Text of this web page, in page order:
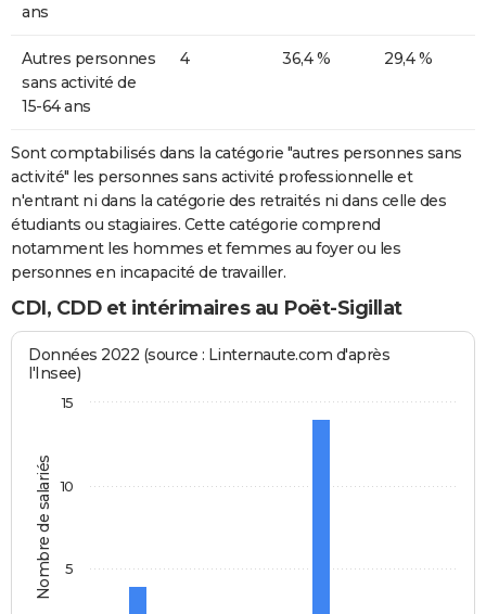
ans
Autres personnes
sans activité de
15-64 ans
4 36,4 % 29,4 %
Sont comptabilisés dans la catégorie "autres personnes sans
activité" les personnes sans activité professionnelle et
n'entrant ni dans la catégorie des retraités ni dans celle des
étudiants ou stagiaires. Cette catégorie comprend
notamment les hommes et femmes au foyer ou les
personnes en incapacité de travailler.
CDI, CDD et intérimaires au Poët-Sigillat
Nombre de salariés
Données 2022 (source : Linternaute.com d'après
l'Insee)
5
10
15